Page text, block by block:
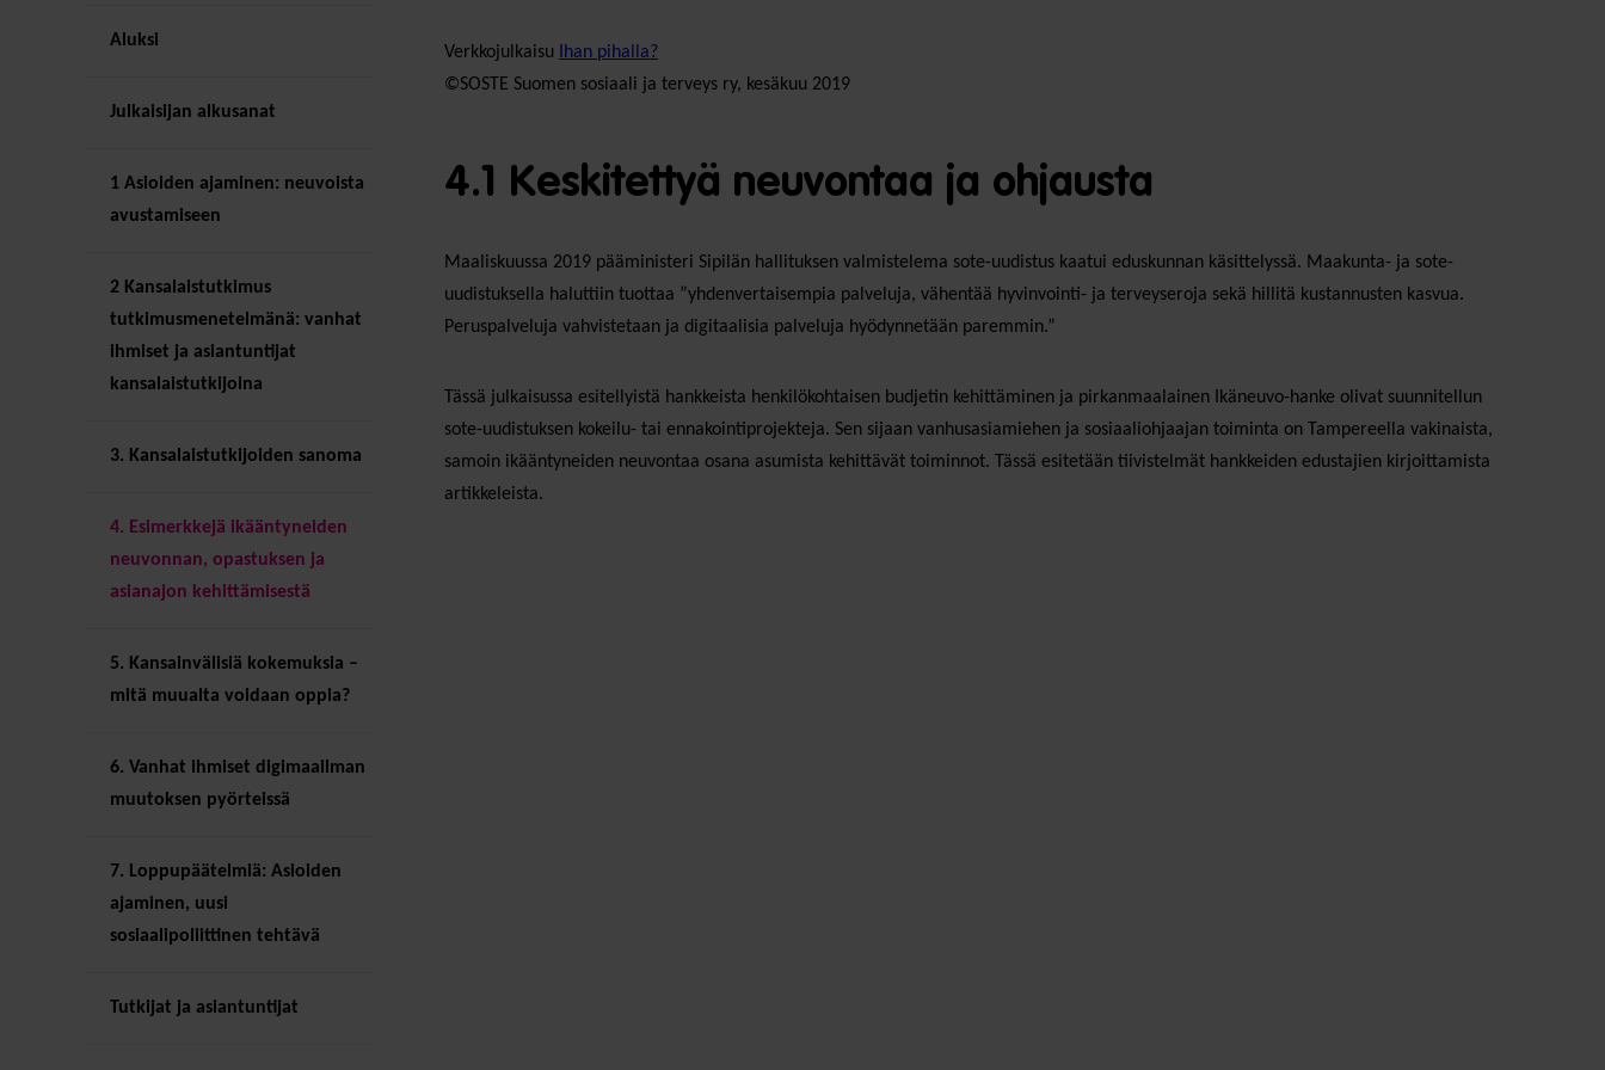
Aluksi
Julkaisijan alkusanat
1 Asioiden ajaminen: neuvoista
avustamiseen
2 Kansalaistutkimus
tutkimusmenetelmänä: vanhat
ihmiset ja asiantuntijat
kansalaistutkijoina
3. Kansalaistutkijoiden sanoma
4. Esimerkkejä ikääntyneiden
neuvonnan, opastuksen ja
asianajon kehittämisestä
5. Kansainvälisiä kokemuksia –
mitä muualta voidaan oppia?
6. Vanhat ihmiset digimaailman
muutoksen pyörteissä
7. Loppupäätelmiä: Asioiden
ajaminen, uusi
sosiaalipoliittinen tehtävä
Tutkijat ja asiantuntijat
Verkkojulkaisu
Ihan pihalla?
©SOSTE Suomen sosiaali ja terveys ry, kesäkuu 2019
4.1 Keskitettyä neuvontaa ja ohjausta
Maaliskuussa 2019 pääministeri Sipilän hallituksen valmistelema sote-uudistus kaatui eduskunnan käsittelyssä. Maakunta- ja sote-
uudistuksella haluttiin tuottaa ”yhdenvertaisempia palveluja, vähentää hyvinvointi- ja terveyseroja sekä hillitä kustannusten kasvua.
Peruspalveluja vahvistetaan ja digitaalisia palveluja hyödynnetään paremmin.”
Tässä julkaisussa esitellyistä hankkeista henkilökohtaisen budjetin kehittäminen ja pirkanmaalainen Ikäneuvo-hanke olivat suunnitellun
sote-uudistuksen kokeilu- tai ennakointiprojekteja. Sen sijaan vanhusasiamiehen ja sosiaaliohjaajan toiminta on Tampereella vakinaista,
samoin ikääntyneiden neuvontaa osana asumista kehittävät toiminnot. Tässä esitetään tiivistelmät hankkeiden edustajien kirjoittamista
artikkeleista.